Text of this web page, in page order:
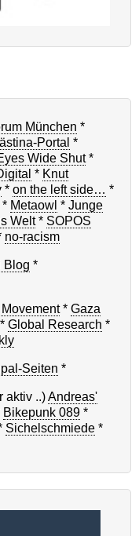
München *
Portal *
Wide Shut*
* Knut
* on the left side… *
* Metaowl * Junge
Welt* SOPOS
no-racism
Blog *
* Gaza
* Global Research *
Seiten *
aktiv ..)Andreas'
Bikepunk 089 *
Sichelschmiede *